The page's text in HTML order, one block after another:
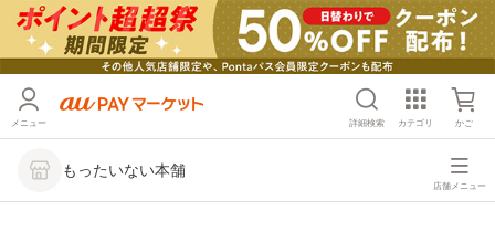
メニュー 詳細検索 カテゴリ かご
もったいない本舗
店舗メニュー